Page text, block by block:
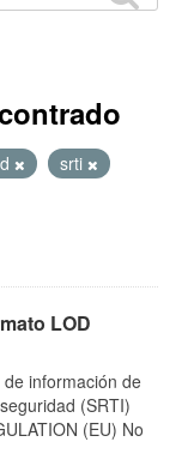
srti
LOD
información de
(SRTI)
(EU) No